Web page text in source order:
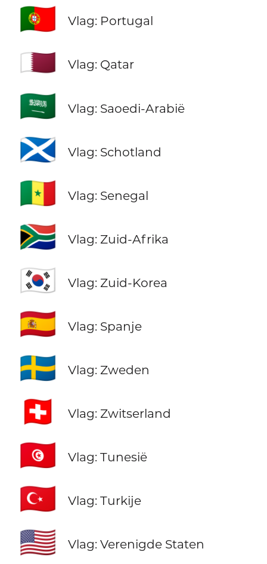
🇵🇹 Vlag: Portugal
🇶🇦 Vlag: Qatar
🇸🇦 Vlag: Saoedi-Arabië
🏴󠁧󠁢󠁳󠁣󠁴󠁿 Vlag: Schotland
🇸🇳 Vlag: Senegal
🇿🇦 Vlag: Zuid-Afrika
🇰🇷 Vlag: Zuid-Korea
🇪🇸 Vlag: Spanje
🇸🇪 Vlag: Zweden
🇨🇭 Vlag: Zwitserland
🇹🇳 Vlag: Tunesië
🇹🇷 Vlag: Turkije
🇺🇸 Vlag: Verenigde Staten